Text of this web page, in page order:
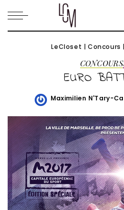
LeCloset | Concours |
CONCOURS
EURO
Posted
Maximilien N'Tary-